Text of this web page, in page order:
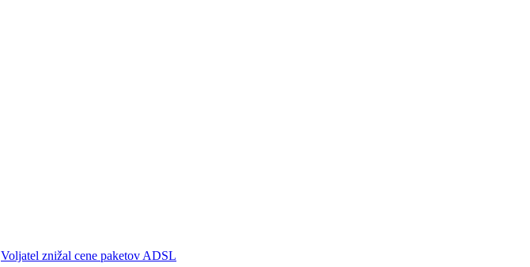
Voljatel znižal cene paketov ADSL